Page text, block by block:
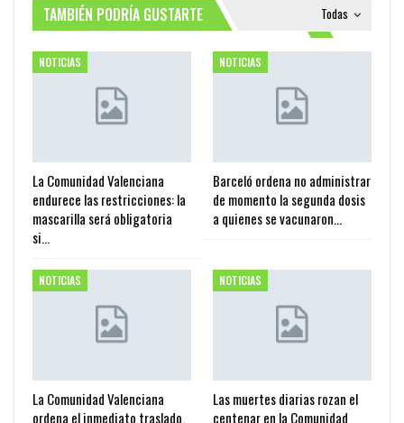
Todas
TAMBIÉN PODRÍA GUSTARTE
NOTICIAS
La Comunidad Valenciana
endurece las restricciones: la
mascarilla será obligatoria
si…
NOTICIAS
Barceló ordena no administrar
de momento la segunda dosis
a quienes se vacunaron…
NOTICIAS
La Comunidad Valenciana
ordena el inmediato traslado,
NOTICIAS
Las muertes diarias rozan el
centenar en la Comunidad